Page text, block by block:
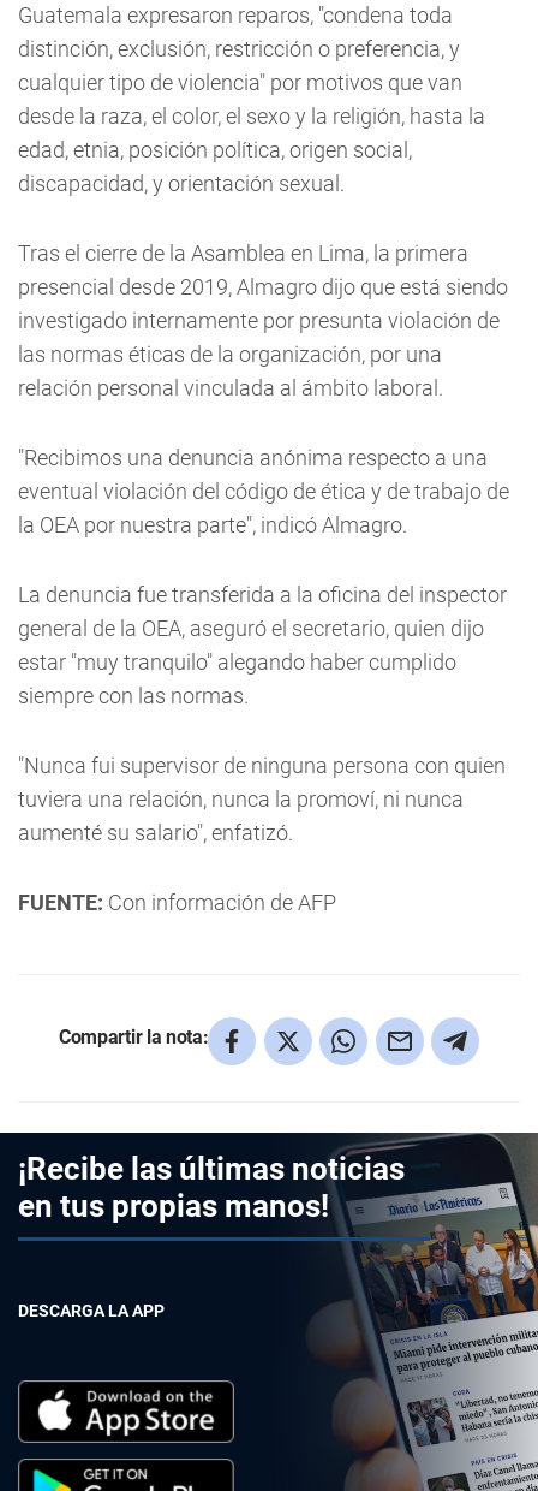
Guatemala expresaron reparos, "condena toda
distinción, exclusión, restricción o preferencia, y
cualquier tipo de violencia" por motivos que van
desde la raza, el color, el sexo y la religión, hasta la
edad, etnia, posición política, origen social,
discapacidad, y orientación sexual.
Tras el cierre de la Asamblea en Lima, la primera
presencial desde 2019, Almagro dijo que está siendo
investigado internamente por presunta violación de
las normas éticas de la organización, por una
relación personal vinculada al ámbito laboral.
"Recibimos una denuncia anónima respecto a una
eventual violación del código de ética y de trabajo de
la OEA por nuestra parte", indicó Almagro.
La denuncia fue transferida a la oficina del inspector
general de la OEA, aseguró el secretario, quien dijo
estar "muy tranquilo" alegando haber cumplido
siempre con las normas.
"Nunca fui supervisor de ninguna persona con quien
tuviera una relación, nunca la promoví, ni nunca
aumenté su salario", enfatizó.
FUENTE: Con información de AFP
Compartir la nota:
¡Recibe las últimas noticias
en tus propias manos!
DESCARGA LA APP